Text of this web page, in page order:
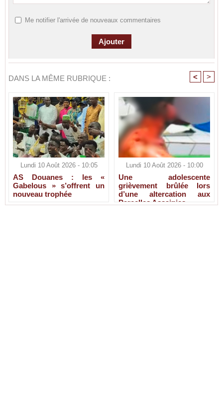
Me notifier l'arrivée de nouveaux commentaires
DANS LA MÊME RUBRIQUE : < >
Lundi 10 Août 2026 - 10:05
AS Douanes : les «
Gabelous » s’offrent un
nouveau trophée
Lundi 10 Août 2026 - 10:00
Une adolescente
grièvement brûlée lors
d’une altercation aux
Parcelles Assainies